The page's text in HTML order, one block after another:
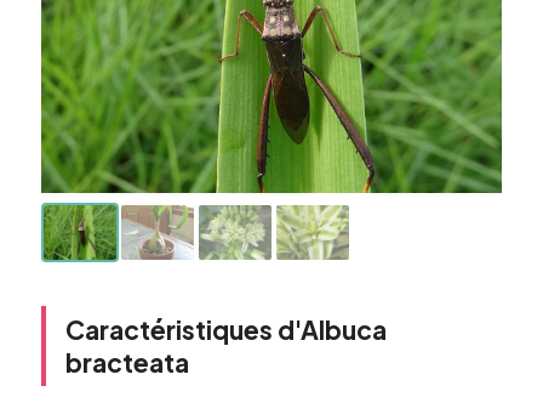
Caractéristiques d'Albuca
bracteata